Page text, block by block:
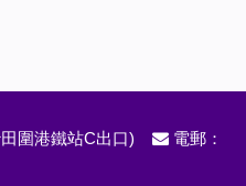
田圍港鐵站C出口)
電郵：